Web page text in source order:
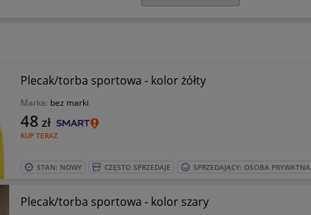
Plecak/torba sportowa - kolor żółty
Marka: bez marki
KUP TERAZ
48 zł
STAN: NOWY CZĘSTO SPRZEDAJE SPRZEDAJĄCY: OSOBA PRYWATNA
Plecak/torba sportowa - kolor szary